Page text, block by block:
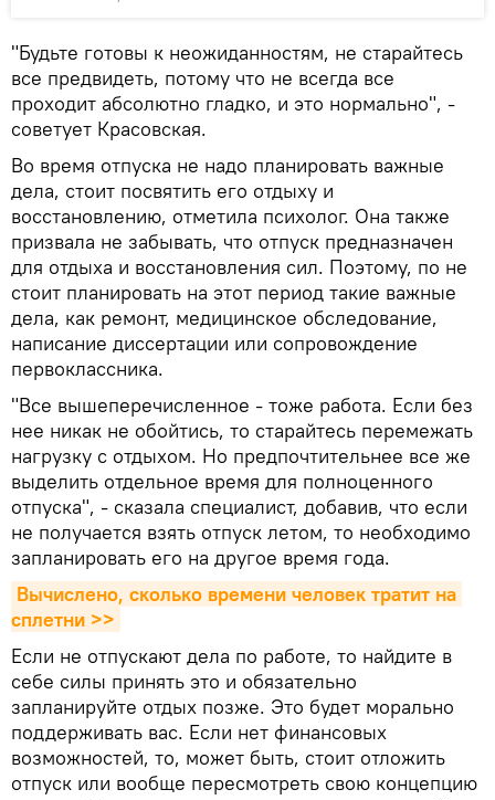
"Будьте готовы к неожиданностям, не старайтесь
все предвидеть, потому что не всегда все
проходит абсолютно гладко, и это нормально", -
советует Красовская.
Во время отпуска не надо планировать важные
дела, стоит посвятить его отдыху и
восстановлению, отметила психолог. Она также
призвала не забывать, что отпуск предназначен
для отдыха и восстановления сил. Поэтому, по не
стоит планировать на этот период такие важные
дела, как ремонт, медицинское обследование,
написание диссертации или сопровождение
первоклассника.
"Все вышеперечисленное - тоже работа. Если без
нее никак не обойтись, то старайтесь перемежать
нагрузку с отдыхом. Но предпочтительнее все же
выделить отдельное время для полноценного
отпуска", - сказала специалист, добавив, что если
не получается взять отпуск летом, то необходимо
запланировать его на другое время года.
Вычислено, сколько времени человек тратит на
сплетни >>
Если не отпускают дела по работе, то найдите в
себе силы принять это и обязательно
запланируйте отдых позже. Это будет морально
поддерживать вас. Если нет финансовых
возможностей, то, может быть, стоит отложить
отпуск или вообще пересмотреть свою концепцию